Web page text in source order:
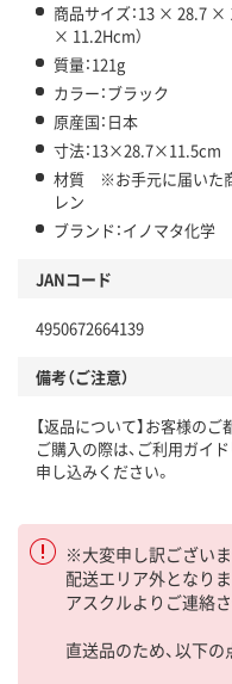
商品サイズ：13 × 28.7 ×
× 11.2Hcm）
質量：121g
カラー：ブラック
原産国：日本
寸法：13×28.7×11.5cm
材質 ※お手元に届いた
レン
ブランド：イノマタ化学
JANコード
4950672664139
備考（ご注意）
【返品について】お客様の
ご購入の際は、ご利用ガイド
申し込みください。
※大変申し訳ございま
配送エリア外となりま
アスクルよりご連絡
直送品のため、以下の